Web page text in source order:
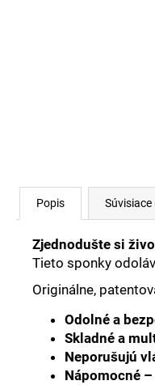
Popis Súvisiace
Zjednodušte si
Tieto sponky
Originálne,
Odolné a
Skladné a
Neporušujú
Nápomocné –